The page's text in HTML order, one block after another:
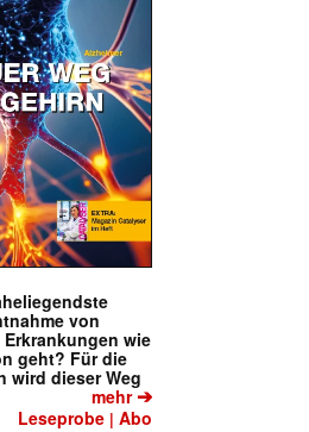
von
wie
geht? Für die
wird dieser Weg
mehr➔
Leseprobe |Abo